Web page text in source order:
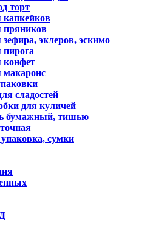
торт
капкейков
пряников
эклеров, эскимо
пирога
конфет
макаронс
сладостей
для куличей
бумажный, тишью
сумки